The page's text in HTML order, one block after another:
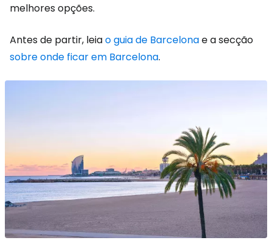
melhores opções.
Antes de partir, leiao guia de Barcelonae a secção
sobre onde ficar em Barcelona.